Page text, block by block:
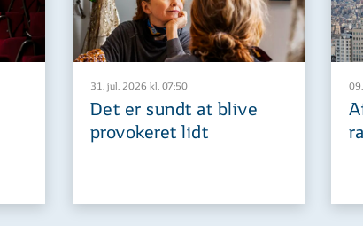
31. jul. 2026 kl. 07:50
Det er sundt at blive
provokeret lidt